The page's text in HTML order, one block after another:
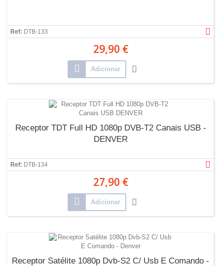
Ref: DTB-133
29,90 €
Adicionar
Receptor TDT Full HD 1080p DVB-T2 Canais USB -
DENVER
Ref: DTB-134
27,90 €
Adicionar
Receptor Satélite 1080p Dvb-S2 C/ Usb E Comando -